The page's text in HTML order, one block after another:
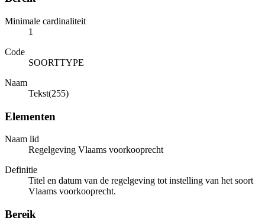
Minimale cardinaliteit
1
Code
SOORTTYPE
Naam
Tekst(255)
Elementen
Naam lid
Regelgeving Vlaams voorkooprecht
Definitie
Titel en datum van de regelgeving tot instelling van het soort
Vlaams voorkooprecht.
Bereik